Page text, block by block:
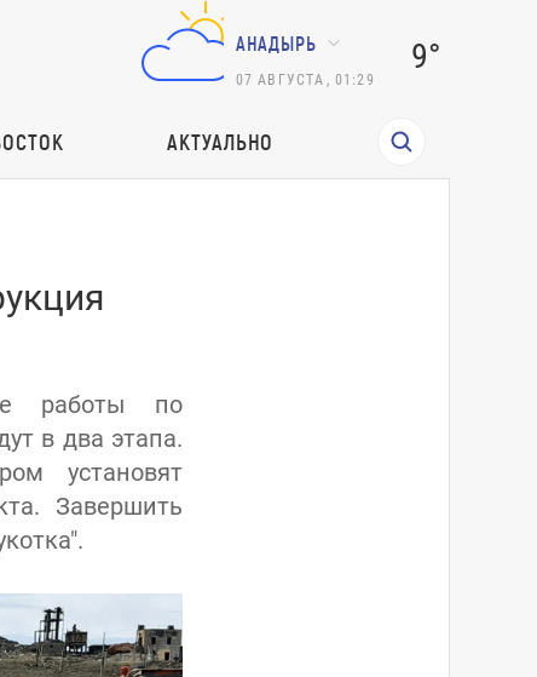
АНАДЫРЬ
07 АВГУСТА 01:29
9°
АКТУАЛЬНО
работы по
в два этапа.
установят
Завершить